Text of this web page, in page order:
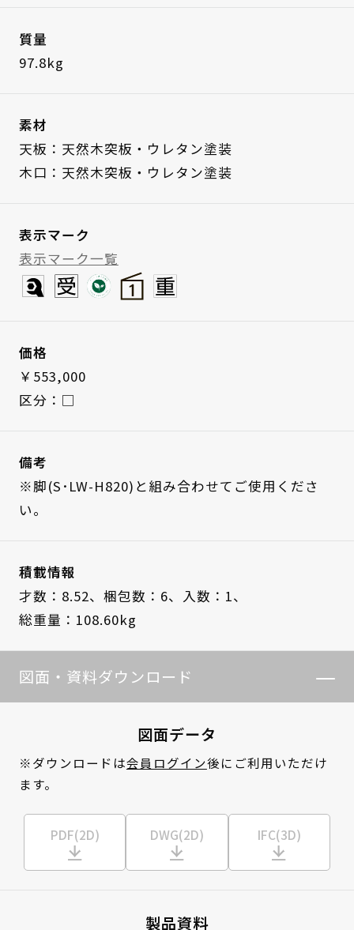
質量
97.8kg
素材
天板：天然木突板・ウレタン塗装
木口：天然木突板・ウレタン塗装
表示マーク
表示マーク一覧
価格
￥553,000
区分：□
備考
※脚(S･LW-H820)と組み合わせてご使用くださ
い。
積載情報
才数：8.52、 梱包数：6、
入数：1、
総重量：108.60kg
図面・資料ダウンロード
図面データ
※ダウンロードは会員ログイン後にご利用いただけ
ます。
PDF(2D) DWG(2D) IFC(3D)
製品資料